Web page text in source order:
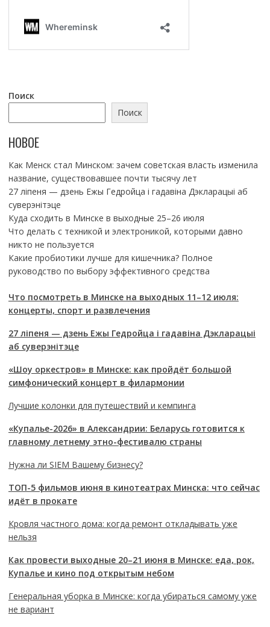
Поиск
Поиск
НОВОЕ
Как Менск стал Минском: зачем советская власть изменила
название, существовавшее почти тысячу лет
27 ліпеня — дзень Ежы Гедройца і гадавіна Дэкларацыі аб
суверэнітэце
Куда сходить в Минске в выходные 25–26 июля
Что делать с техникой и электроникой, которыми давно
никто не пользуется
Какие пробиотики лучше для кишечника? Полное
руководство по выбору эффективного средства
Что посмотреть в Минске на выходных 11–12 июля:
концерты, спорт и развлечения
27 ліпеня — дзень Ежы Гедройца і гадавіна Дэкларацыі
аб суверэнітэце
«Шоу оркестров» в Минске: как пройдёт большой
симфонический концерт в филармонии
Лучшие колонки для путешествий и кемпинга
«Купалье-2026» в Александрии: Беларусь готовится к
главному летнему этно-фестивалю страны
Нужна ли SIEM Вашему бизнесу?
ТОП-5 фильмов июня в кинотеатрах Минска: что сейчас
идёт в прокате
Кровля частного дома: когда ремонт откладывать уже
нельзя
Как провести выходные 20–21 июня в Минске: еда, рок,
Купалье и кино под открытым небом
Генеральная уборка в Минске: когда убираться самому уже
не вариант